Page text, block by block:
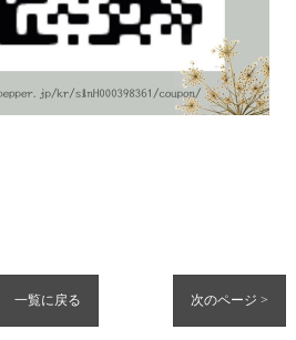
一覧に戻る 次のページ >